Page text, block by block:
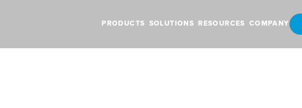
PRODUCTS SOLUTIONS RESOURCES COMPANY